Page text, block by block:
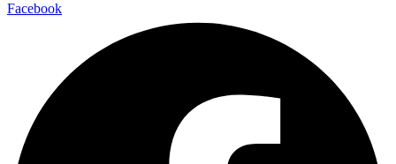
Facebook